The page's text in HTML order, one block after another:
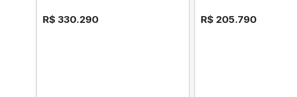
R$ 330.290 R$ 205.790